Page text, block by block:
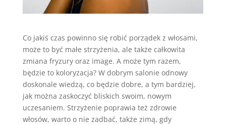
Co jakiś czas powinno się robić porządek z włosami,
może to być małe strzyżenia, ale także całkowita
zmiana fryzury oraz image. A może tym razem,
będzie to koloryzacja? W dobrym salonie odnowy
doskonale wiedzą, co będzie dobre, a tym bardziej,
jak można zaskoczyć bliskich swoim, nowym
uczesaniem. Strzyżenie poprawia też zdrowie
włosów, warto o nie zadbać, także zimą, gdy